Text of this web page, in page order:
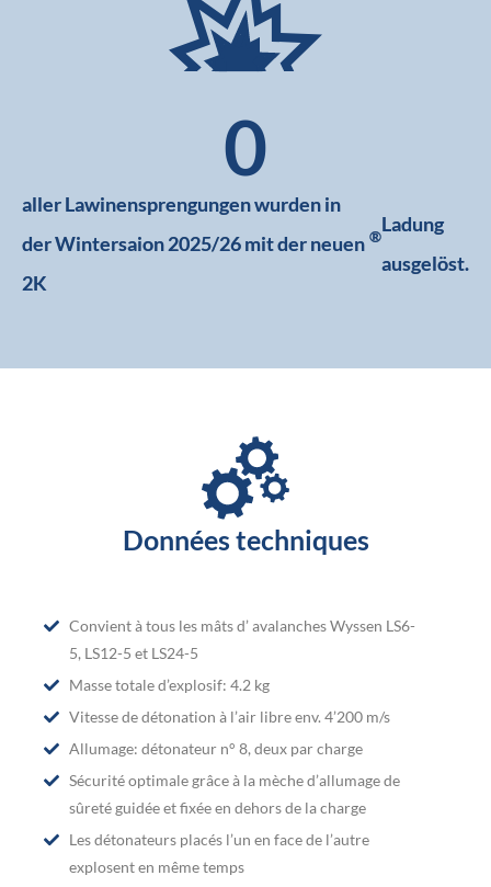
aller Lawinensprengungen wurden in
der Wintersaion 2025/26 mit der neuen
2K
®
Ladung
ausgelöst.
0
Données techniques
Convient à tous les mâts d’ avalanches Wyssen LS6-
5, LS12-5 et LS24-5
Masse totale d’explosif: 4.2 kg
Vitesse de détonation à l’air libre env. 4’200 m/s
Allumage: détonateur n° 8, deux par charge
Sécurité optimale grâce à la mèche d’allumage de
sûreté guidée et fixée en dehors de la charge
Les détonateurs placés l’un en face de l’autre
explosent en même temps